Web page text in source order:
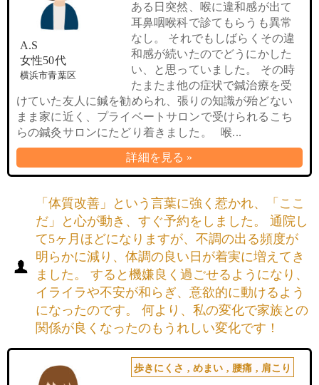
A.S
女性50代
横浜市青葉区
ある日突然、喉に違和感が出て
耳鼻咽喉科で診てもらうも異常
なし。 それでもしばらくその違
和感が続いたのでどうにかした
い、と思っていました。 その時
たまたま他の症状で鍼治療を受
けていた友人に鍼を勧められ、張りの知識が殆どない
まま家に近く、プライベートサロンで受けられるこち
らの鍼灸サロンにたどり着きました。 喉...
詳細を見る »
「体質改善」という言葉に強く惹かれ、「ここ
だ」と心が動き、すぐ予約をしました。 通院し
て5ヶ月ほどになりますが、不調の出る頻度が
明らかに減り、体調の良い日が着実に増えてき
ました。 すると機嫌良く過ごせるようになり、
イライラや不安が和らぎ、意欲的に動けるよう
になったのです。 何より、私の変化で家族との
関係が良くなったのもうれしい変化です！
歩きにくさ ,めまい , 腰痛 , 肩こり